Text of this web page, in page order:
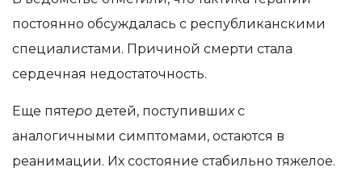
постоянно обсуждалась с республиканскими
специалистами. Причиной смерти стала
сердечная недостаточность.
Еще пятеро детей, поступившихс
аналогичными симптомами, остаются в
реанимации. Их состояние стабильно тяжелое.